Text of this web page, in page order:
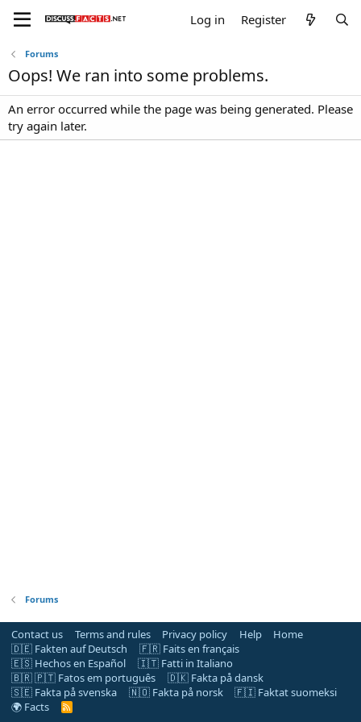
Log in Register
Forums
Oops! We ran into some problems.
An error occurred while the page was being generated. Please
try again later.
Forums
Contact us Terms and rules Privacy policy Help
Home
🇩🇪 Fakten auf Deutsch
🇫🇷 Faits en français
🇪🇸 Hechos en Español
🇮🇹 Fatti in Italiano
🇧🇷 🇵🇹 Fatos em português
🇩🇰 Fakta på dansk
🇸🇪 Fakta på svenska
🇳🇴 Fakta på norsk
🇫🇮 Faktat suomeksi
🌍 Facts
R